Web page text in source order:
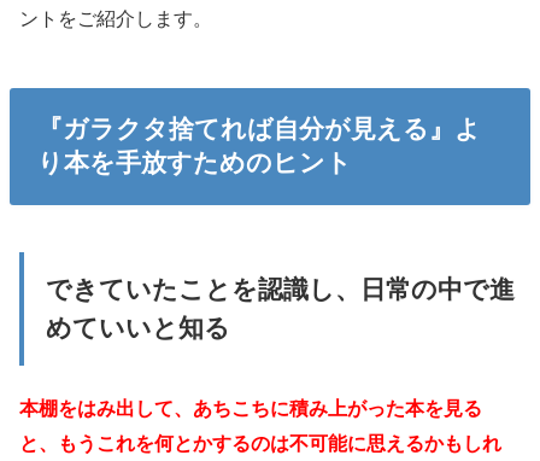
ントをご紹介します。
『ガラクタ捨てれば自分が見える』よ
り本を手放すためのヒント
できていたことを認識し、日常の中で進
めていいと知る
本棚をはみ出して、あちこちに積み上がった本を見る
と、もうこれを何とかするのは不可能に思えるかもしれ